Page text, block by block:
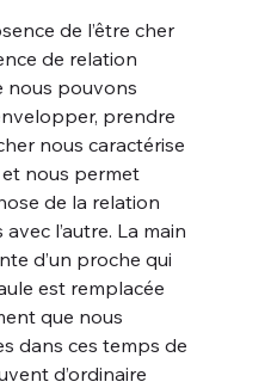
de l’être cher
de relation
nous pouvons
prendre
nous caractérise
nous permet
de la relation
l’autre. La main
d’un proche qui
est remplacée
que nous
dans ces temps de
d’ordinaire